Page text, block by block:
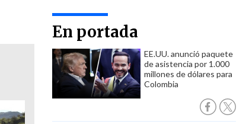
En portada
EE.UU. anunció paquete
de asistencia por 1.000
millones de dólares para
Colombia